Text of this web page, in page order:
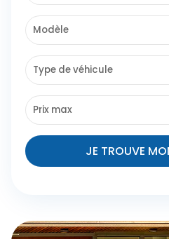
JE TROUVE